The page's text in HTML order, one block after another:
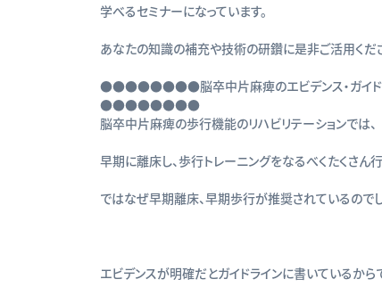
学べるセミナーになっています。
あなたの知識の補充や技術の研鑽に是非ご活用くだ
●●●●●●●●脳卒中片麻痺のエビデンス・ガイドラ
●●●●●●●●
脳卒中片麻痺の歩行機能のリハビリテーションでは、
早期に離床し、歩行トレーニングをなるべくたくさん
ではなぜ早期離床、早期歩行が推奨されているのでし
エビデンスが明確だとガイドラインに書いているから